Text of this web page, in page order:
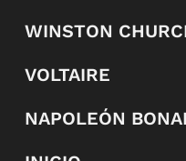
WINSTON
VOLTAIRE
NAPOLEÓN